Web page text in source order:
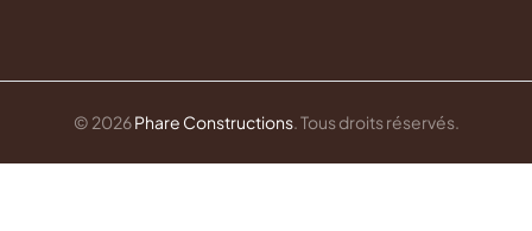
© 2026Phare Constructions. Tous droits réservés.